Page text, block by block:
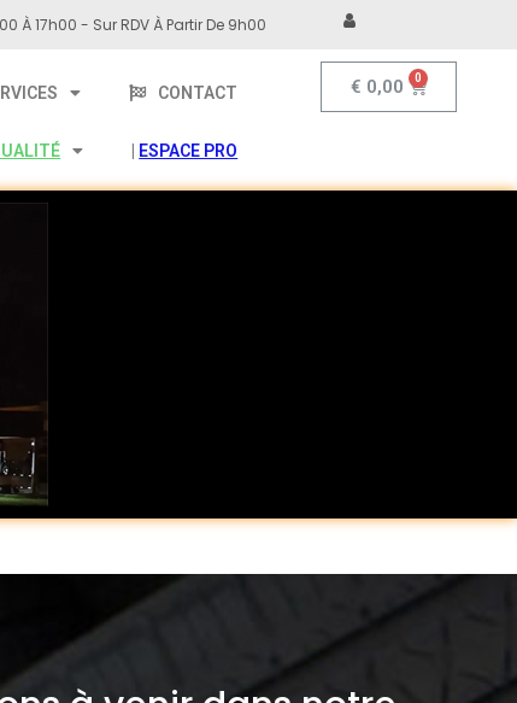
À 17h00 - Sur RDV À Partir De 9h00
CONTACT
ESPACE PRO
€ 0,00